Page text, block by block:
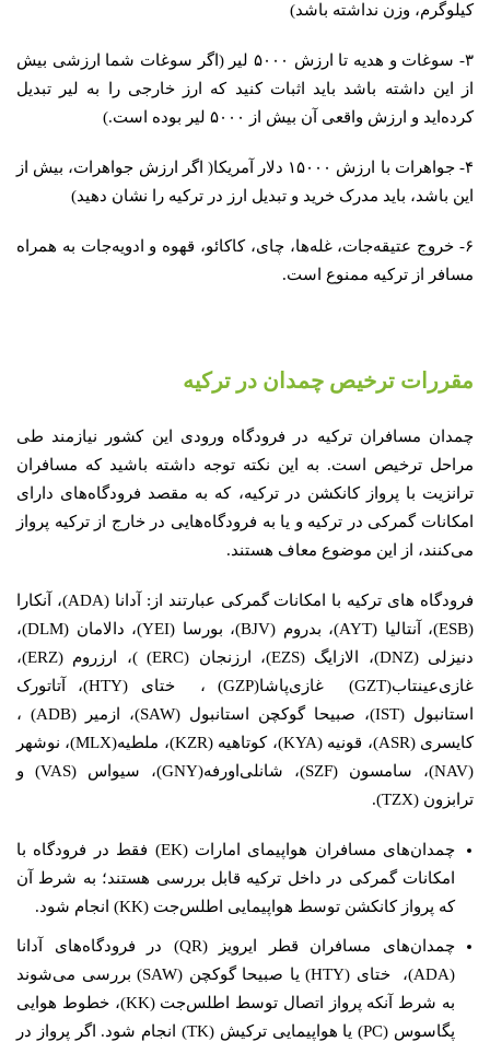
کیلوگرم، وزن نداشته باشد)
۳- سوغات و هدیه تا ارزش ۵۰۰۰ لیر (اگر سوغات شما ارزشی بیش
از این داشته باشد باید اثبات کنید که ارز خارجی را به لیر تبدیل
کرده‌اید و ارزش واقعی آن بیش از ۵۰۰۰ لیر بوده است.)
۴- جواهرات با ارزش ۱۵۰۰۰ دلار آمریکا( اگر ارزش جواهرات، بیش از
این باشد، باید مدرک خرید و تبدیل ارز در ترکیه را نشان دهید)
۶- خروج عتیقه‌جات، غله‌ها، چای، کاکائو، قهوه و ادویه‌جات به همراه
مسافر از ترکیه ممنوع است.
مقررات ترخیص چمدان در ترکیه
چمدان مسافران ترکیه در فرودگاه ورودی این کشور نیازمند طی
مراحل ترخیص است. به این نکته توجه داشته باشید که مسافران
ترانزیت با پرواز کانکشن در ترکیه، که به مقصد فرودگاه‌های دارای
امکانات گمرکی در ترکیه و یا به فرودگاه‌هایی در خارج از ترکیه پرواز
می‌کنند، از این موضوع معاف هستند.
فرودگاه های ترکیه با امکانات گمرکی عبارتند از: آدانا (ADA)، آنکارا
(ESB)، آنتالیا (AYT)، بدروم (BJV)، بورسا (YEI)، دالامان (DLM)،
دنیزلی (DNZ)، الازایگ (EZS)، ارزنجان (ERC) )، ارزروم (ERZ)،
غازی‌عینتاب(GZT) غازی‌پاشا(GZP) ، ختای (HTY)، آتاتورک
استانبول (IST)، صبیحا گوکچن استانبول (SAW)، ازمیر (ADB) ،
کایسری (ASR)، قونیه (KYA)، کوتاهیه (KZR)، ملطیه(MLX)، نوشهر
(NAV)، سامسون (SZF)، شانلی‌اورفه(GNY)، سیواس (VAS) و
ترابزون (TZX).
چمدان‌های مسافران هواپیمای امارات (EK) فقط در فرودگاه با
امکانات گمرکی در داخل ترکیه قابل بررسی هستند؛ به شرط آن
که پرواز کانکشن توسط هواپیمایی اطلس‌جت (KK) انجام شود.
چمدان‌های مسافران قطر ایرویز (QR) در فرودگاه‌های آدانا
(ADA)، ختای (HTY) یا صبیحا گوکچن (SAW) بررسی می‌شوند
به شرط آنکه پرواز اتصال توسط اطلس‌جت (KK)، خطوط هوایی
پگاسوس (PC) یا هواپیمایی ترکیش (TK) انجام شود. اگر پرواز در